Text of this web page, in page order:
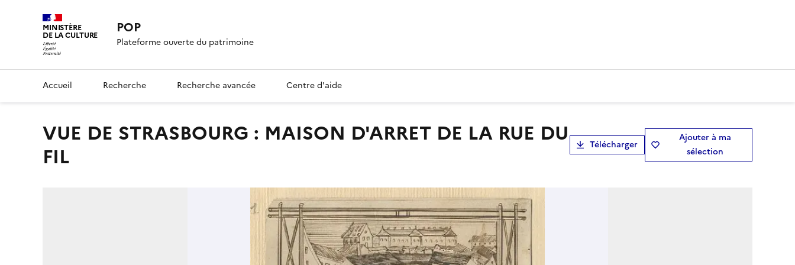
MINISTÈRE
DE LA CULTURE POP
Plateforme ouverte du patrimoine
Accueil Recherche Recherche avancée Centre d'aide
VUE DE STRASBOURG : MAISON D'ARRET DE LA RUE DU
FIL
Télécharger
Ajouter à ma
sélection